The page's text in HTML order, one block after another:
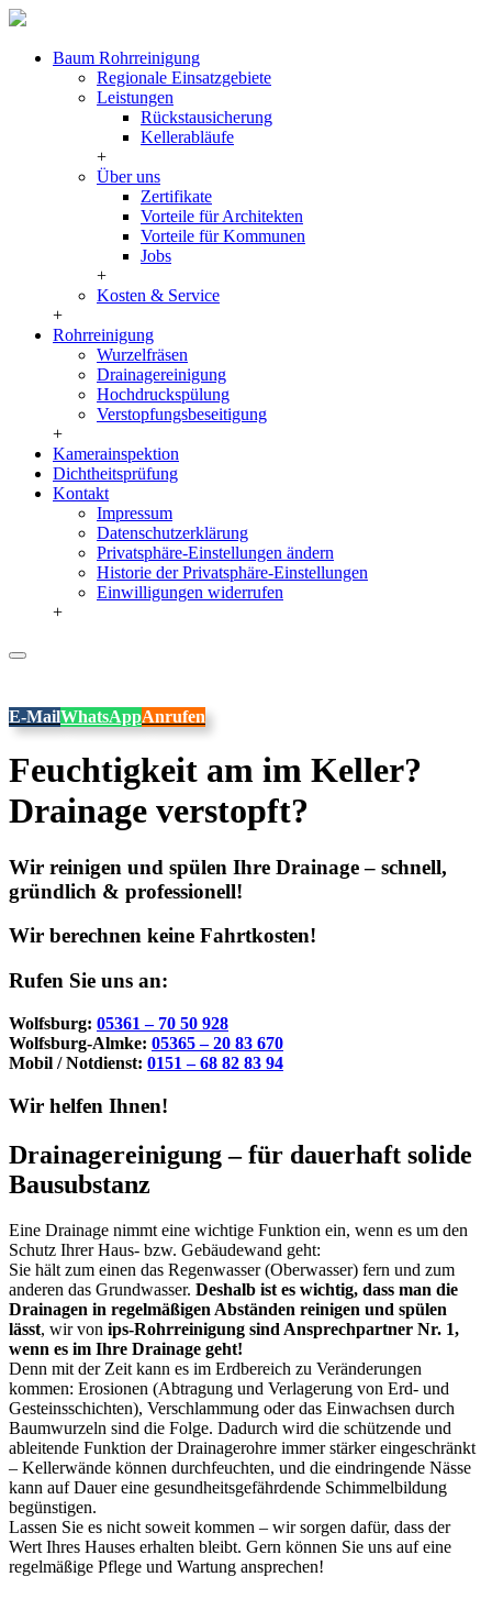
Baum Rohrreinigung
Regionale Einsatzgebiete
Leistungen
Rückstausicherung
Kellerabläufe
+
Über uns
Zertifikate
Vorteile für Architekten
Vorteile für Kommunen
Jobs
+
Kosten & Service
+
Rohrreinigung
Wurzelfräsen
Drainagereinigung
Hochdruckspülung
Verstopfungsbeseitigung
+
Kamerainspektion
Dichtheitsprüfung
Kontakt
Impressum
Datenschutzerklärung
Privatsphäre-Einstellungen ändern
Historie der Privatsphäre-Einstellungen
Einwilligungen widerrufen
+
E-MailWhatsAppAnrufen
Feuchtigkeit am im Keller?
Drainage verstopft?
Wir reinigen und spülen Ihre Drainage – schnell,
gründlich & professionell!
Wir berechnen keine Fahrtkosten!
Rufen Sie uns an:
Wolfsburg: 05361 – 70 50 928
Wolfsburg-Almke: 05365 – 20 83 670
Mobil / Notdienst: 0151 – 68 82 83 94
Wir helfen Ihnen!
Drainagereinigung – für dauerhaft solide
Bausubstanz
Eine Drainage nimmt eine wichtige Funktion ein, wenn es um den
Schutz Ihrer Haus- bzw. Gebäudewand geht:
Sie hält zum einen das Regenwasser (Oberwasser) fern und zum
anderen das Grundwasser. Deshalb ist es wichtig, dass man die
Drainagen in regelmäßigen Abständen reinigen und spülen
lässt, wir von ips-Rohrreinigung sind Ansprechpartner Nr. 1,
wenn es im Ihre Drainage geht!
Denn mit der Zeit kann es im Erdbereich zu Veränderungen
kommen: Erosionen (Abtragung und Verlagerung von Erd- und
Gesteinsschichten), Verschlammung oder das Einwachsen durch
Baumwurzeln sind die Folge. Dadurch wird die schützende und
ableitende Funktion der Drainagerohre immer stärker eingeschränkt
– Kellerwände können durchfeuchten, und die eindringende Nässe
kann auf Dauer eine gesundheitsgefährdende Schimmelbildung
begünstigen.
Lassen Sie es nicht soweit kommen – wir sorgen dafür, dass der
Wert Ihres Hauses erhalten bleibt. Gern können Sie uns auf eine
regelmäßige Pflege und Wartung ansprechen!